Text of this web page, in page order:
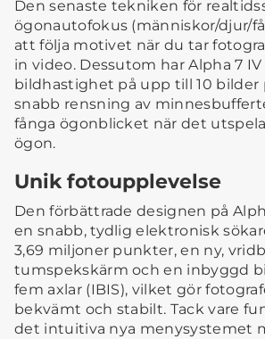
Den senaste tekniken för
ögonautofokus (människor/djur/
att följa motivet när du tar
in video. Dessutom har Alpha 7 IV
bildhastighet på upp till 10 bilder
snabb rensning av
fånga ögonblicket när det
ögon.
Unik fotoupplevelse
Den förbättrade designen på
en snabb, tydlig elektronisk
3,69 miljoner punkter, en ny,
tumspekskärm och en inbyggd
fem axlar (IBIS), vilket gör
bekvämt och stabilt. Tack vare
det intuitiva nya menysystemet